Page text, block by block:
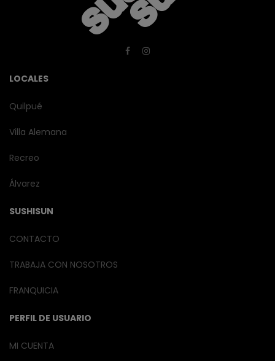
LOCALES
Quilpué
Villa Alemana
Recreo
Álvarez
SUSHISUN
CONTACTO
TRABAJA CON NOSOTROS
FRANQUICIA
PERFIL DE USUARIO
MI CUENTA